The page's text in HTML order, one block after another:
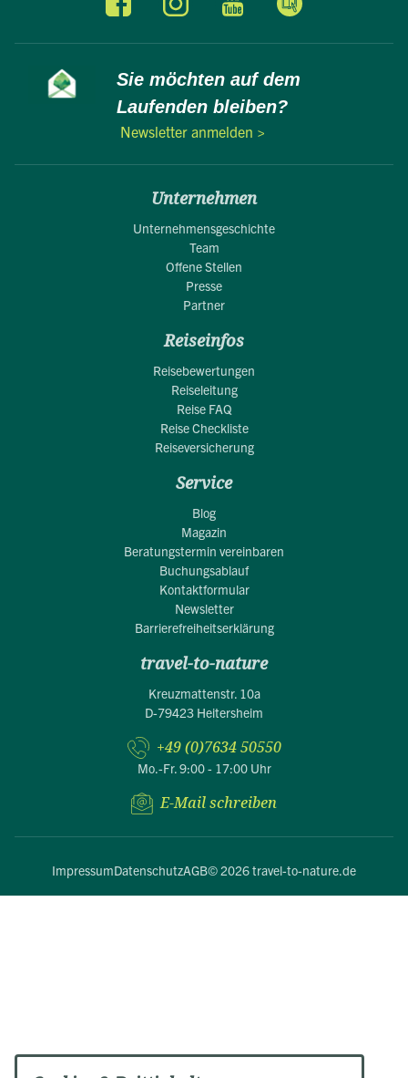
Sie möchten auf dem
Laufenden bleiben?
Newsletter anmelden >
Unternehmen
Unternehmensgeschichte
Team
Offene Stellen
Presse
Partner
Reiseinfos
Reisebewertungen
Reiseleitung
Reise FAQ
Reise Checkliste
Reiseversicherung
Service
Blog
Magazin
Beratungstermin vereinbaren
Buchungsablauf
Kontaktformular
Newsletter
Barrierefreiheitserklärung
travel-to-nature
Kreuzmattenstr. 10a
D-79423 Heitersheim
+49 (0)7634 50550
Mo.-Fr. 9:00 - 17:00 Uhr
E-Mail schreiben
ImpressumDatenschutzAGB© 2026 travel-to-nature.de